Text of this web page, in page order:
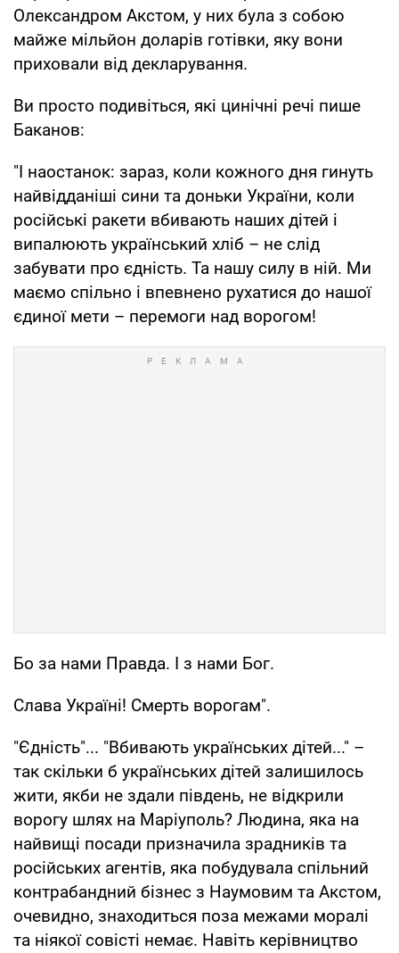
Олександром Акстом, у них була з собою
майже мільйон доларів готівки, яку вони
приховали від декларування.
Ви просто подивіться, які цинічні речі пише
Баканов:
"І наостанок: зараз, коли кожного дня гинуть
найвідданіші сини та доньки України, коли
російські ракети вбивають наших дітей і
випалюють український хліб – не слід
забувати про єдність. Та нашу силу в ній. Ми
маємо спільно і впевнено рухатися до нашої
єдиної мети – перемоги над ворогом!
Бо за нами Правда. І з нами Бог.
Слава Україні! Смерть ворогам".
"Єдність"... "Вбивають українських дітей..." –
так скільки б українських дітей залишилось
жити, якби не здали південь, не відкрили
ворогу шлях на Маріуполь? Людина, яка на
найвищі посади призначила зрадників та
російських агентів, яка побудувала спільний
контрабандний бізнес з Наумовим та Акстом,
очевидно, знаходиться поза межами моралі
та ніякої совісті немає. Навіть керівництво